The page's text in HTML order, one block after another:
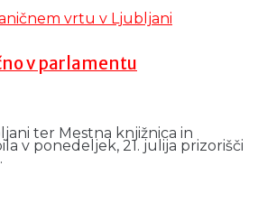
v parlamentu
ter Mestna knjižnica in
v ponedeljek, 21. julija prizorišči